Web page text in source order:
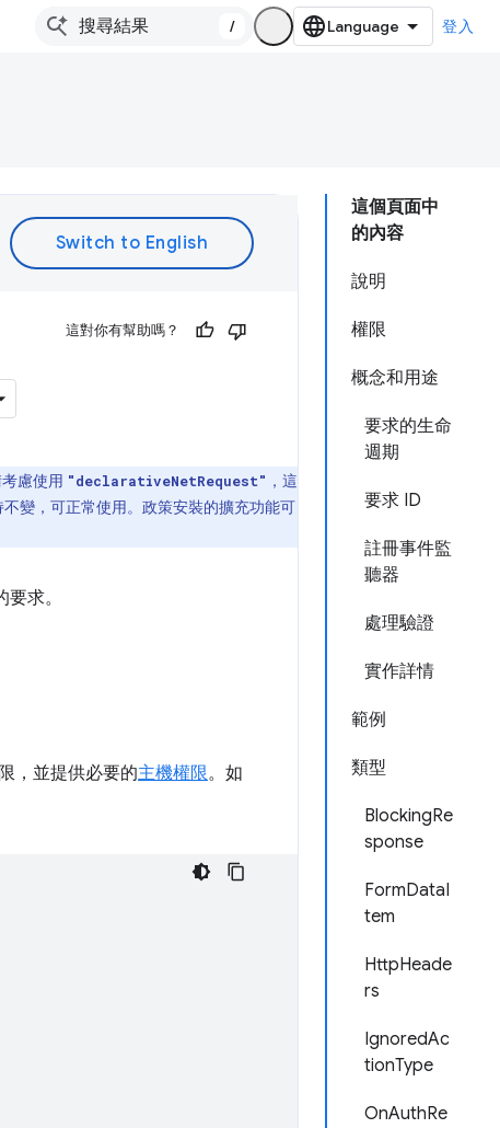
/ 登入
這個頁面中
的內容
說明
權限
概念和用途
要求的生命
週期
要求 ID
註冊事件監
聽器
處理驗證
實作詳情
範例
類型
BlockingRe
sponse
FormDataI
tem
HttpHeade
rs
IgnoredAc
tionType
OnAuthRe
這對你有幫助嗎？
慮使用 "declarativeNetRequest" ，這
變，可正常使用。政策安裝的擴充功能可
求。
，並提供必要的主機權限。如